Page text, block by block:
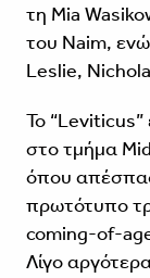
τη Mia
του Naim,
Leslie,
Το “Leviticus”
στο τμήμα
όπου
πρωτότυπο
coming-of-
Λίγο